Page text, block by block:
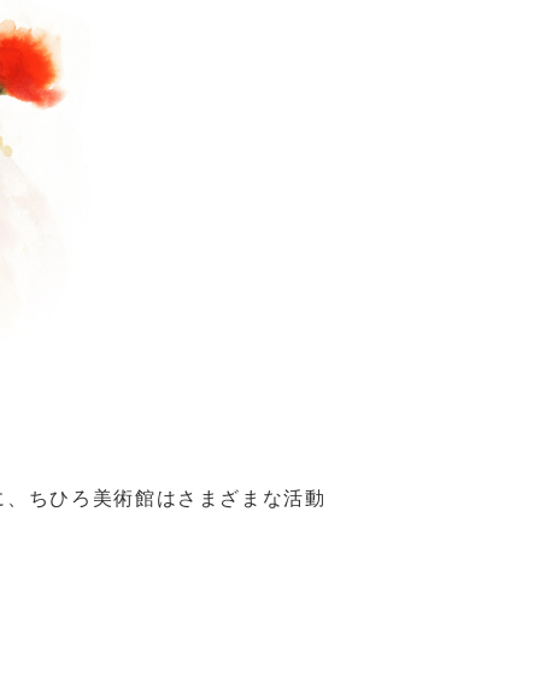
ちひろ美術館はさまざまな活動